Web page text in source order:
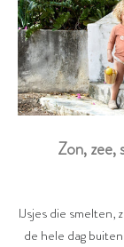
Zon,
IJsjes die smelten,
de hele dag